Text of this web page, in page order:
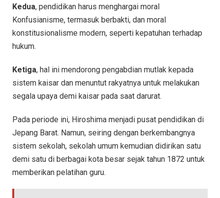
Kedua, pendidikan harus menghargai moral
Konfusianisme, termasuk berbakti, dan moral
konstitusionalisme modern, seperti kepatuhan terhadap
hukum.
Ketiga, hal ini mendorong pengabdian mutlak kepada
sistem kaisar dan menuntut rakyatnya untuk melakukan
segala upaya demi kaisar pada saat darurat.
Pada periode ini, Hiroshima menjadi pusat pendidikan di
Jepang Barat. Namun, seiring dengan berkembangnya
sistem sekolah, sekolah umum kemudian didirikan satu
demi satu di berbagai kota besar sejak tahun 1872 untuk
memberikan pelatihan guru.